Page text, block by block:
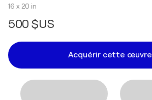
16 x 20 in
500 $US
Acquérir cette œuvre